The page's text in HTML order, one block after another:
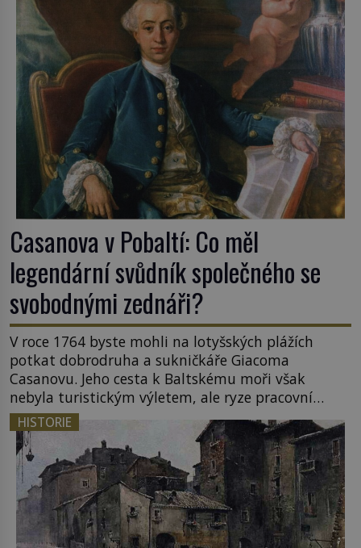
Casanova v Pobaltí: Co měl
legendární svůdník společného se
svobodnými zednáři?
V roce 1764 byste mohli na lotyšských plážích
potkat dobrodruha a sukničkáře Giacoma
Casanovu. Jeho cesta k Baltskému moři však
nebyla turistickým výletem, ale ryze pracovní
cestou se zištnými úmysly. Jaký cíl Casanova
sledoval, když se například procházel uličkami
lotyšské Rigy? Casanova v Pobaltí kontaktoval
tamní zednářské lóže. Nebyl v této oblasti žádným
nováčkem, protože do zednářské […]
HISTORIE